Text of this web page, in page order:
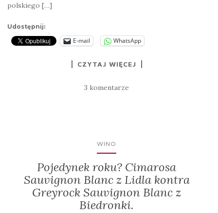
polskiego […]
Udostępnij:
E-mail WhatsApp
CZYTAJ WIĘCEJ
3 komentarze
WINO
Pojedynek roku? Cimarosa
Sauvignon Blanc z Lidla kontra
Greyrock Sauvignon Blanc z
Biedronki.